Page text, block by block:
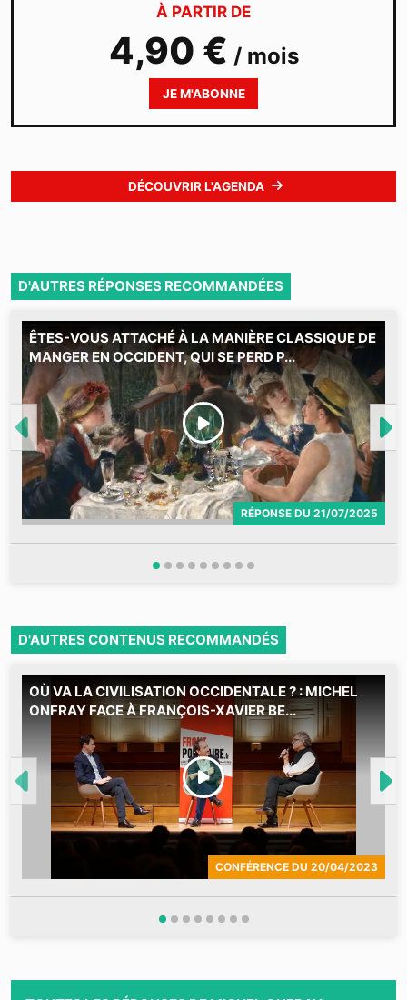
À PARTIR DE
4,90 € / mois
JE M'ABONNE
DÉCOUVRIR L'AGENDA
D'AUTRES RÉPONSES RECOMMANDÉES
ÊTES-VOUS ATTACHÉ À LA MANIÈRE CLASSIQUE DE
MANGER EN OCCIDENT, QUI SE PERD P...
RÉPONSE DU 21/07/2025
D'AUTRES CONTENUS RECOMMANDÉS
OÙ VA LA CIVILISATION OCCIDENTALE ? : MICHEL
ONFRAY FACE À FRANÇOIS-XAVIER BE...
CONFÉRENCE DU 20/04/2023